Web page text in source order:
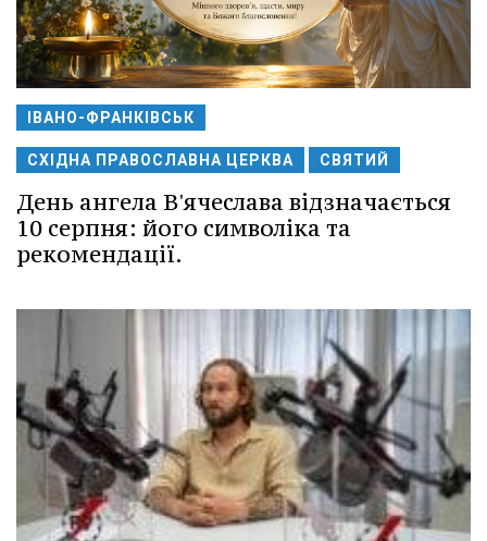
ІВАНО-ФРАНКІВСЬК
СХІДНА ПРАВОСЛАВНА ЦЕРКВА СВЯТИЙ
День ангела В'ячеслава відзначається
10 серпня: його символіка та
рекомендації.